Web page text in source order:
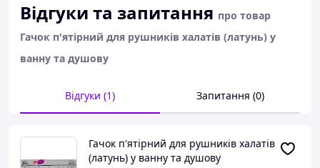
Відгуки та запитання про товар
Гачок п'ятірний для рушників халатів (латунь) у
ванну та душову
Відгуки (1) Запитання (0)
Гачок п'ятірний для рушників халатів
(латунь) у ванну та душову